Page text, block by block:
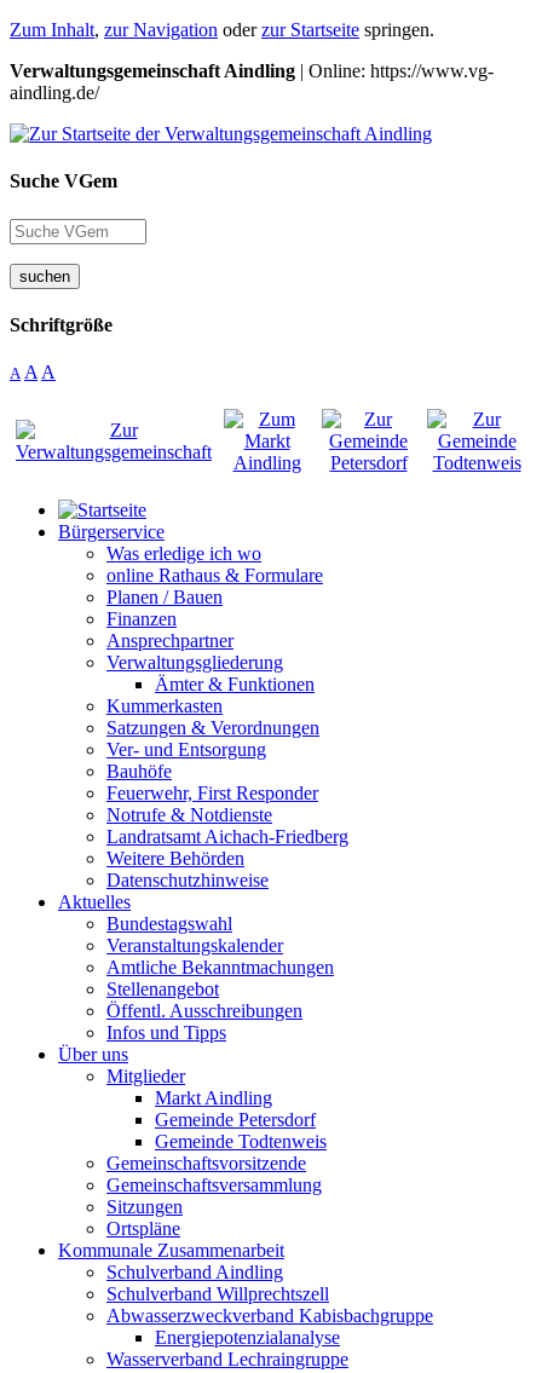
Zum Inhalt, zur Navigation oderzur Startseite springen.
Verwaltungsgemeinschaft Aindling | Online: https://www.vg-
aindling.de/
Suche VGem
suchen
Schriftgröße
A A A
Bürgerservice
Was erledige ich wo
online Rathaus & Formulare
Planen / Bauen
Finanzen
Ansprechpartner
Verwaltungsgliederung
Ämter & Funktionen
Kummerkasten
Satzungen & Verordnungen
Ver- und Entsorgung
Bauhöfe
Feuerwehr, First Responder
Notrufe & Notdienste
Landratsamt Aichach-Friedberg
Weitere Behörden
Datenschutzhinweise
Aktuelles
Bundestagswahl
Veranstaltungskalender
Amtliche Bekanntmachungen
Stellenangebot
Öffentl. Ausschreibungen
Infos und Tipps
Über uns
Mitglieder
Markt Aindling
Gemeinde Petersdorf
Gemeinde Todtenweis
Gemeinschaftsvorsitzende
Gemeinschaftsversammlung
Sitzungen
Ortspläne
Kommunale Zusammenarbeit
Schulverband Aindling
Schulverband Willprechtszell
Abwasserzweckverband Kabisbachgruppe
Energiepotenzialanalyse
Wasserverband Lechraingruppe